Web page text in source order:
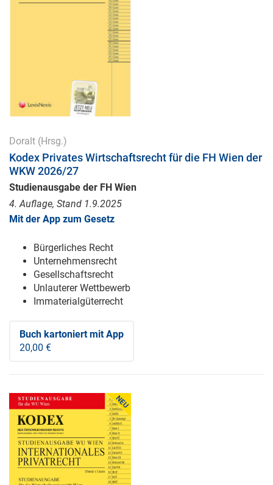
Doralt (Hrsg.)
Kodex Privates Wirtschaftsrecht für die FH Wien der
WKW 2026/27
Studienausgabe der FH Wien
4. Auflage, Stand 1.9.2025
Mit der App zum Gesetz
Bürgerliches Recht
Unternehmensrecht
Gesellschaftsrecht
Unlauterer Wettbewerb
Immaterialgüterrecht
Buch kartoniertmit App
20,00 €